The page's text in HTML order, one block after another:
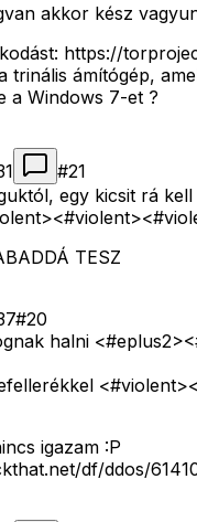
akkor kész
https://
trinális ámítógép,
a Windows 7-et ?
#21
egy kicsit rá kell
<#violent>
TESZ
#20
halni <#eplus2>
<#violent>
igazam :P
df/ddos/